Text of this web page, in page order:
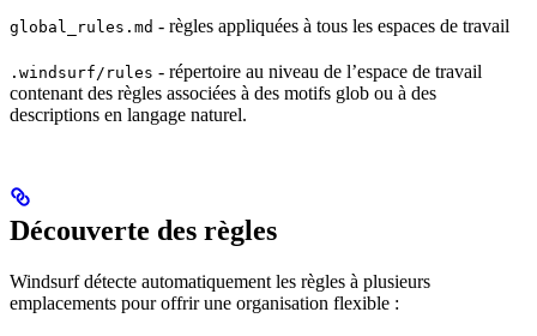
global_rules.md - règles appliquées à tous les espaces de travail
.windsurf/rules - répertoire au niveau de l’espace de travail
contenant des règles associées à des motifs glob ou à des
descriptions en langage naturel.
Découverte des règles
Windsurf détecte automatiquement les règles à plusieurs
emplacements pour offrir une organisation flexible :